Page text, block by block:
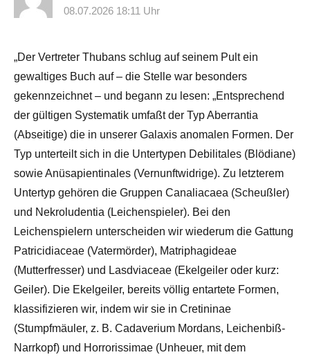
08.07.2026 18:11 Uhr
„Der Vertreter Thubans schlug auf seinem Pult ein
gewaltiges Buch auf – die Stelle war besonders
gekennzeichnet – und begann zu lesen: „Entsprechend
der gültigen Systematik umfaßt der Typ Aberrantia
(Abseitige) die in unserer Galaxis anomalen Formen. Der
Typ unterteilt sich in die Untertypen Debilitales (Blödiane)
sowie Anüsapientinales (Vernunftwidrige). Zu letzterem
Untertyp gehören die Gruppen Canaliacaea (Scheußler)
und Nekroludentia (Leichenspieler). Bei den
Leichenspielern unterscheiden wir wiederum die Gattung
Patricidiaceae (Vatermörder), Matriphagideae
(Mutterfresser) und Lasdviaceae (Ekelgeiler oder kurz:
Geiler). Die Ekelgeiler, bereits völlig entartete Formen,
klassifizieren wir, indem wir sie in Cretininae
(Stumpfmäuler, z. B. Cadaverium Mordans, Leichenbiß-
Narrkopf) und Horrorissimae (Unheuer, mit dem